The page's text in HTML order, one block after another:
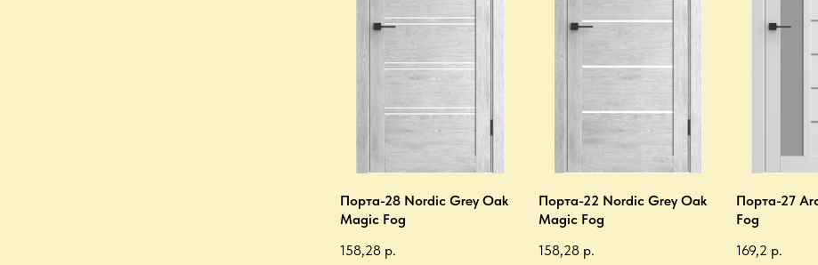
Порта-28 Nordic Grey Oak
Magic Fog
158,28 р.
Порта-22 Nordic Grey Oak
Magic Fog
158,28 р.
Порта-27
Fog
169,2 р.